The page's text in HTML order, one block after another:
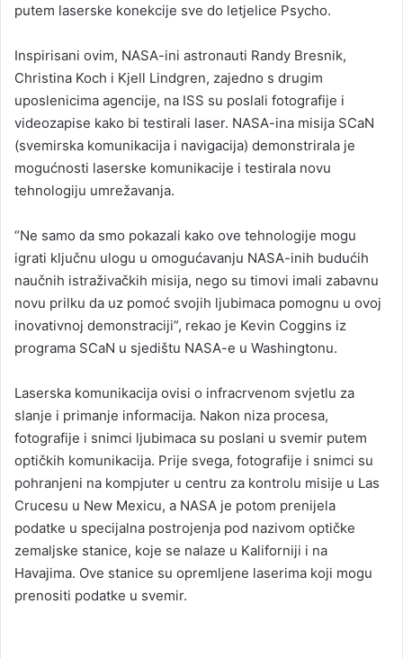
putem laserske konekcije sve do letjelice Psycho.
Inspirisani ovim, NASA-ini astronauti Randy Bresnik,
Christina Koch i Kjell Lindgren, zajedno s drugim
uposlenicima agencije, na ISS su poslali fotografije i
videozapise kako bi testirali laser. NASA-ina misija SCaN
(svemirska komunikacija i navigacija) demonstrirala je
mogućnosti laserske komunikacije i testirala novu
tehnologiju umrežavanja.
“Ne samo da smo pokazali kako ove tehnologije mogu
igrati ključnu ulogu u omogućavanju NASA-inih budućih
naučnih istraživačkih misija, nego su timovi imali zabavnu
novu prilku da uz pomoć svojih ljubimaca pomognu u ovoj
inovativnoj demonstraciji”, rekao je Kevin Coggins iz
programa SCaN u sjedištu NASA-e u Washingtonu.
Laserska komunikacija ovisi o infracrvenom svjetlu za
slanje i primanje informacija. Nakon niza procesa,
fotografije i snimci ljubimaca su poslani u svemir putem
optičkih komunikacija. Prije svega, fotografije i snimci su
pohranjeni na kompjuter u centru za kontrolu misije u Las
Crucesu u New Mexicu, a NASA je potom prenijela
podatke u specijalna postrojenja pod nazivom optičke
zemaljske stanice, koje se nalaze u Kaliforniji i na
Havajima. Ove stanice su opremljene laserima koji mogu
prenositi podatke u svemir.